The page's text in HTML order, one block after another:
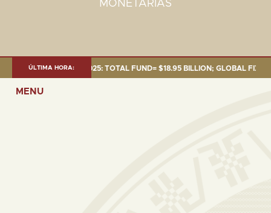
MONETÁRIAS
ÚLTIMA HORA:
AS OF 30 SEP. 2025: TOTAL FUND= $18.95 BILLION; GLOBAL
MENU